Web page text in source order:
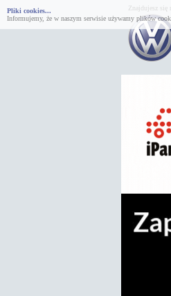
Pliki cookies...
Informujemy, że w naszym serwisie używamy plików
Znajdujesz się